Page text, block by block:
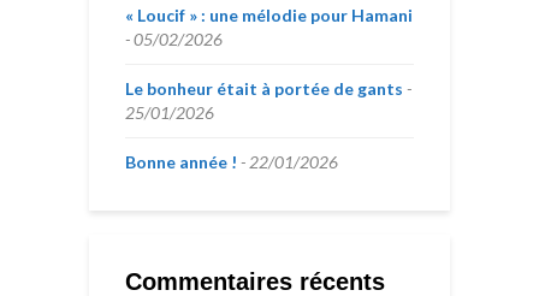
« Loucif » : une mélodie pour Hamani
05/02/2026
Le bonheur était à portée de gants
25/01/2026
Bonne année ! 22/01/2026
Commentaires récents